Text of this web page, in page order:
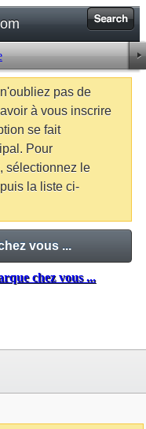
pas de
à vous inscrire
se fait
Pour
sélectionnez le
la liste ci-
vous ...
chez vous ...